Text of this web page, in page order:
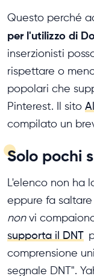
Questo perché
per l'utilizzo di
inserzionisti
rispettare o
popolari che
Pinterest. Il sito
compilato un
Solo pochi
L'elenco non ha
eppure fa
nonvi
supporta il DNT
comprensione
segnale DNT".